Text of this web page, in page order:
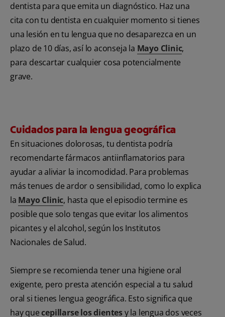
dentista para que emita un diagnóstico. Haz una
cita con tu dentista en cualquier momento si tienes
una lesión en tu lengua que no desaparezca en un
plazo de 10 días, así lo aconseja la Mayo Clinic,
para descartar cualquier cosa potencialmente
grave.
Cuidados para la lengua geográfica
En situaciones dolorosas, tu dentista podría
recomendarte fármacos antiinflamatorios para
ayudar a aliviar la incomodidad. Para problemas
más tenues de ardor o sensibilidad, como lo explica
la Mayo Clinic, hasta que el episodio termine es
posible que solo tengas que evitar los alimentos
picantes y el alcohol, según los Institutos
Nacionales de Salud.
Siempre se recomienda tener una higiene oral
exigente, pero presta atención especial a tu salud
oral si tienes lengua geográfica. Esto significa que
hay quecepillarse los dientesy la lengua dos veces